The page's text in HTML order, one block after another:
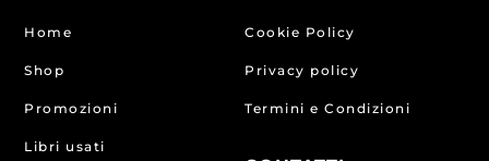
Home
Shop
Promozioni
Libri usati
Cookie Policy
Privacy policy
Termini e Condizioni